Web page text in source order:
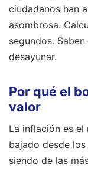
ciudadanos han
asombrosa.
segundos.
desayunar.
Por qué el
valor
La inflación es el
bajado desde
siendo de las